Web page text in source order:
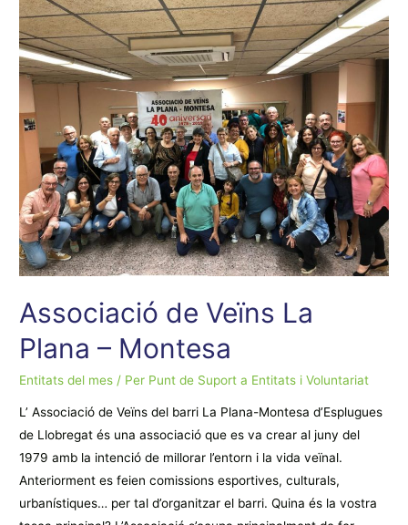
La
Plana
–
Can
Cervera
F.C.
Associació de Veïns La
Plana – Montesa
Entitats del mes / Per Punt de Suport a Entitats i Voluntariat
L’ Associació de Veïns del barri La Plana-Montesa d’Esplugues
de Llobregat és una associació que es va crear al juny del
1979 amb la intenció de millorar l’entorn i la vida veïnal.
Anteriorment es feien comissions esportives, culturals,
urbanístiques… per tal d’organitzar el barri. Quina és la vostra